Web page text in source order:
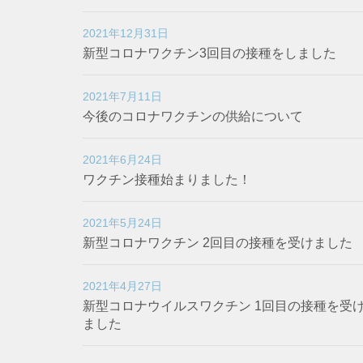
2021年12月31日
新型コロナワクチン3回目の接種をしました
2021年7月11日
今後のコロナワクチンの供給について
2021年6月24日
ワクチン接種始まりました！
2021年5月24日
新型コロナワクチン 2回目の接種を受けました
2021年4月27日
新型コロナウイルスワクチン 1回目の接種を受
ました